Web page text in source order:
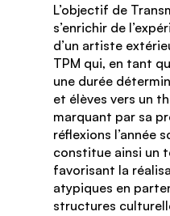
L’objectif de
s’enrichir de
d’un artiste
TPM qui, en tant
une durée
et élèves vers un
marquant par sa
réflexions l’année
constitue ainsi un
favorisant la
atypiques en
structures